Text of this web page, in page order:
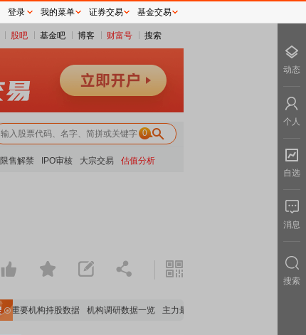
股吧 基金吧 博客 财富号 搜索
0
限售解禁 IPO审核 大宗交易 估值分析
重要机构持股数据 机构调研数据一览 主力最新动向
登录 我的菜单 证券交易 基金交易
动态
个人
自选
消息
搜索